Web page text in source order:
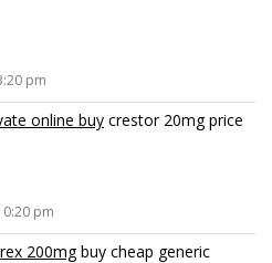
pm
online buy crestor 20mg price
pm
200mgbuy cheap generic